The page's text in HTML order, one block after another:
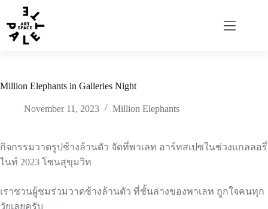
Million Elephants in Galleries Night
November 11, 2023 Million Elephants
กิจกรรมวาดรูปช้างล้านตัว จัดที่พาเลท อาร์ทสเปซในช่วงแกลลอรี่
ไนท์ 2023 โซนสุขุมวิท
เราชวนผู้ชมร่วมวาดช้างล้านตัว ที่ชั้นล่างของพาเลท ถูกใจคนทุก
วัยเลยครับ